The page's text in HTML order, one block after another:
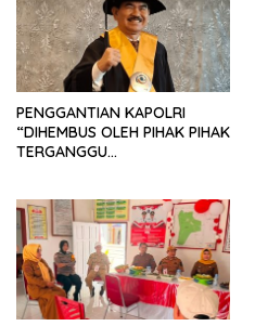
PENGGANTIAN KAPOLRI
“DIHEMBUS OLEH PIHAK PIHAK
TERGANGGU